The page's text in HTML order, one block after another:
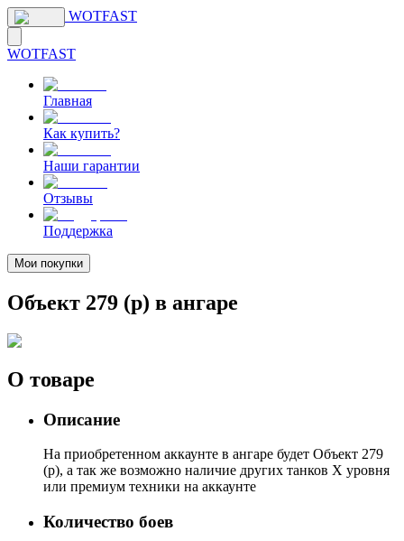
WOTFAST
WOTFAST
Главная
Как купить?
Наши гарантии
Отзывы
Поддержка
Мои покупки
Объект 279 (р) в ангаре
О товаре
Описание
На приобретенном аккаунте в ангаре будет Объект 279
(р), а так же возможно наличие других танков X уровня
или премиум техники на аккаунте
Количество боев